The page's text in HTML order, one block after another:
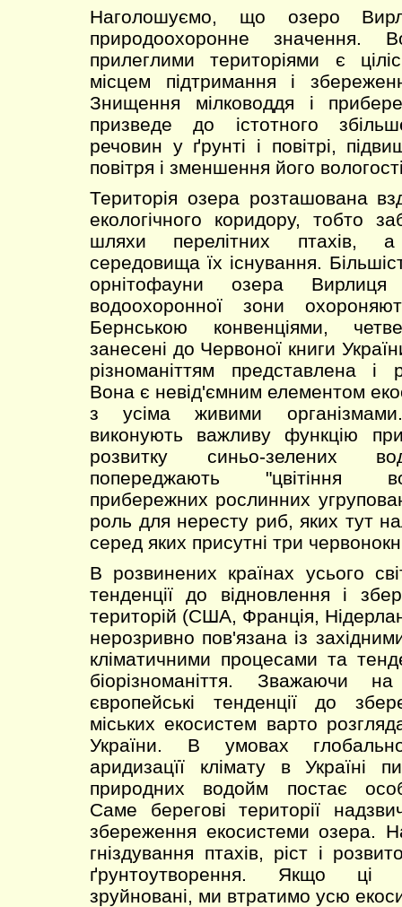
Наголошуємо, що озеро
природоохоронне значення.
прилеглими територіями є
місцем підтримання і
Знищення мілководдя і
призведе до істотного
речовин у ґрунті і повітрі,
повітря і зменшення його
Територія озера розташована
екологічного коридору, тобто
шляхи перелітних птахів,
середовища їх існування.
орнітофауни озера
водоохоронної зони
Бернською конвенціями,
занесені до Червоної книги
різноманіттям представлена і
Вона є невід'ємним елементом
з усіма живими
виконують важливу функцію
розвитку синьо-зелених
попереджають "цвітіння
прибережних рослинних
роль для нересту риб, яких тут
серед яких присутні три
В розвинених країнах усього
тенденції до відновлення і
територій (США, Франція,
нерозривно пов'язана із
кліматичними процесами та
біорізноманіття. Зважаючи
європейські тенденції до
міських екосистем варто
України. В умовах
аридизацїї клімату в Україні
природних водойм постає
Саме берегові території
збереження екосистеми озера.
гніздування птахів, ріст і
ґрунтоутворення. Якщо ці
зруйновані, ми втратимо усю